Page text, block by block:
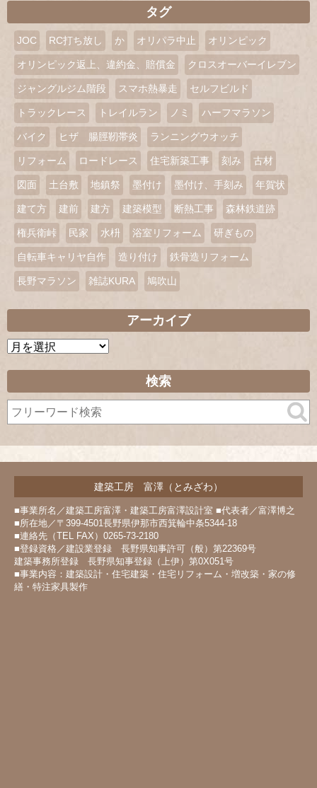
タグ
JOC RC打ち放し か オリパラ中止 オリンピック
オリンピック返上、違約金、賠償金 クロスオーバーイレブン
ジャングルジム階段 スマホ熱暴走 セルフビルド
トラックレース トレイルラン ノミ ハーフマラソン
バイク ヒザ 腸脛靭帯炎 ランニングウオッチ
リフォーム ロードレース 住宅新築工事 刻み 古材
図面 土台敷 地鎮祭 墨付け 墨付け、手刻み 年賀状
建て方 建前 建方 建築模型 断熱工事 森林鉄道跡
権兵衛峠 民家 水枡 浴室リフォーム 研ぎもの
自転車キャリヤ自作 造り付け 鉄骨造リフォーム
長野マラソン 雑誌KURA 鳩吹山
アーカイブ
ア
イ
ブ
検索
建築工房 富澤（とみざわ）
■事業所名／建築工房富澤・建築工房富澤設計室 ■代表者／富澤博之
■所在地／〒399-4501長野県伊那市西箕輪中条5344-18
■連絡先（TEL FAX）0265-73-2180
■登録資格／建設業登録 長野県知事許可（般）第22369号
建築事務所登録 長野県知事登録（上伊）第0X051号
■事業内容：建築設計・住宅建築・住宅リフォーム・増改築・家の修
繕・特注家具製作